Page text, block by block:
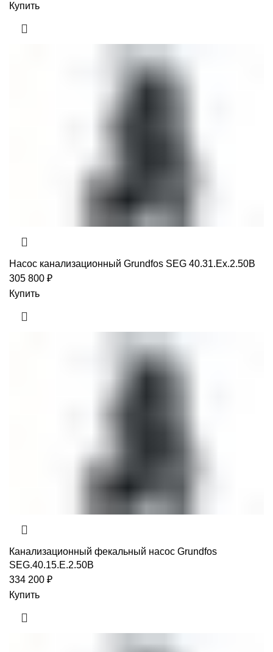
Купить
Насос канализационный Grundfos SEG 40.31.Ex.2.50B
305 800 ₽
Купить
Канализационный фекальный насос Grundfos
SEG.40.15.E.2.50B
334 200 ₽
Купить